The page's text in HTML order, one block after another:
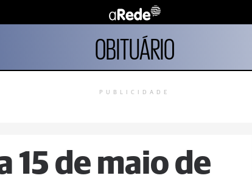
OBITUÁRIO
PUBLICIDADE
15 de maio de